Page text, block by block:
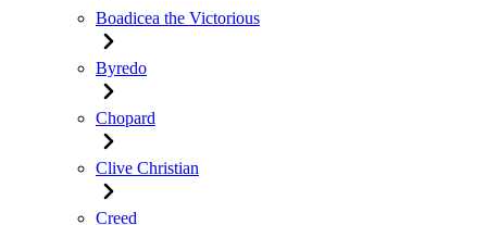
Boadicea the Victorious
Byredo
Chopard
Clive Christian
Creed